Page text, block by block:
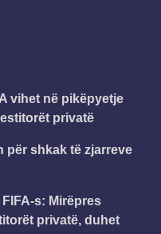
vihet në pikëpyetje
privatë
për shkak të zjarreve
s: Mirëpres
privatë, duhet